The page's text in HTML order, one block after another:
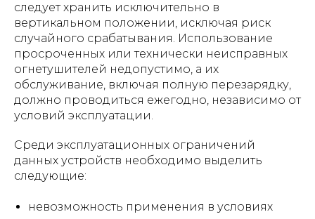
следует хранить исключительно в
вертикальном положении, исключая риск
случайного срабатывания. Использование
просроченных или технически неисправных
огнетушителей недопустимо, а их
обслуживание, включая полную перезарядку,
должно проводиться ежегодно, независимо от
условий эксплуатации.
Среди эксплуатационных ограничений
данных устройств необходимо выделить
следующие:
невозможность применения в условиях